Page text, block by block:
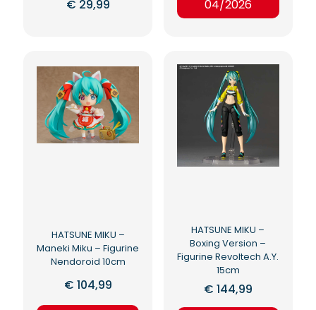
€ 29,99
04/2026
HATSUNE MIKU –
Maneki Miku – Figurine
Nendoroid 10cm
€ 104,99
HATSUNE MIKU –
Boxing Version –
Figurine Revoltech A.Y.
15cm
€ 144,99